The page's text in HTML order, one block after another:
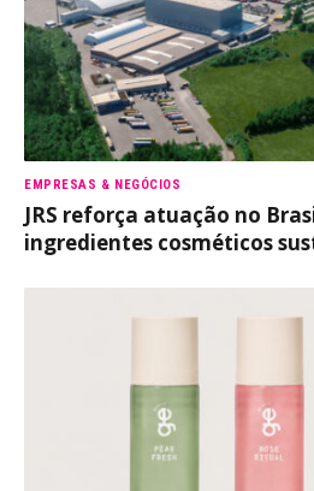
EMPRESAS & NEGÓCIOS
JRS reforça atuação no
ingredientes cosméticos